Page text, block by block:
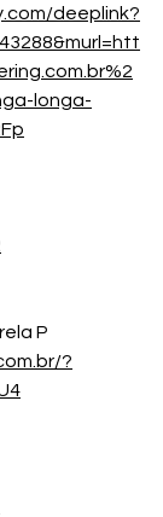
deeplink?
longa-
P
?